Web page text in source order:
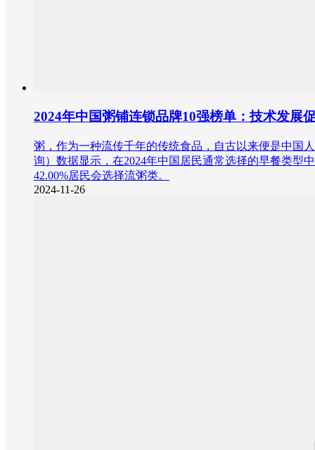
2024年中国粥铺连锁品牌10强榜单：技术发展
粥，作为一种流传千年的传统食品，自古以来便是中国
询）数据显示，在2024年中国居民通常选择的早餐类型
42.00%居民会选择流粥类。
2024-11-26